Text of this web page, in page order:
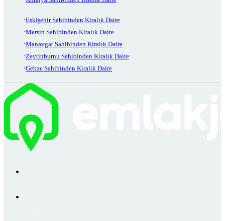
Eskişehir Sahibinden Kiralık Daire
Mersin Sahibinden Kiralık Daire
Manavgat Sahibinden Kiralık Daire
Zeytinburnu Sahibinden Kiralık Daire
Gebze Sahibinden Kiralık Daire